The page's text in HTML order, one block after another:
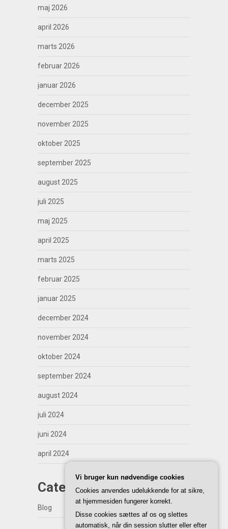
maj 2026
april 2026
marts 2026
februar 2026
januar 2026
december 2025
november 2025
oktober 2025
september 2025
august 2025
juli 2025
maj 2025
april 2025
marts 2025
februar 2025
januar 2025
december 2024
november 2024
oktober 2024
september 2024
august 2024
juli 2024
juni 2024
april 2024
Categories
Blog
Vi bruger kun nødvendige cookies
Cookies anvendes udelukkende for at sikre,
at hjemmesiden fungerer korrekt.
Disse cookies sættes af os og slettes
automatisk, når din session slutter eller efter